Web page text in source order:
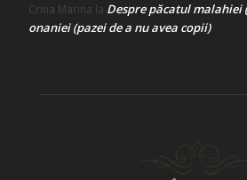
Crina Marina la Despre păcatul
onaniei (pazei de a nu avea copii)